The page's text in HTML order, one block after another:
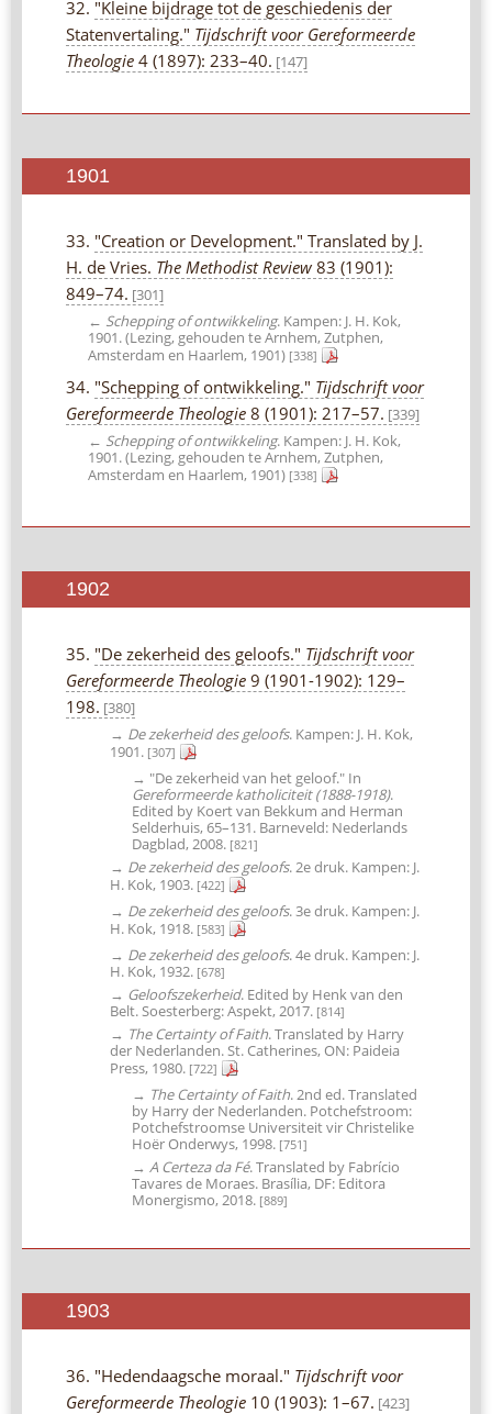
32. "Kleine bijdrage tot de geschiedenis der
Statenvertaling." Tijdschrift voor Gereformeerde
Theologie 4 (1897): 233–40. [147]
1901
33. "Creation or Development." Translated by J.
H. de Vries. The Methodist Review 83 (1901):
849–74. [301]
← Schepping of ontwikkeling. Kampen: J. H. Kok,
1901. (Lezing, gehouden te Arnhem, Zutphen,
Amsterdam en Haarlem, 1901) [338]
34. "Schepping of ontwikkeling." Tijdschrift voor
Gereformeerde Theologie 8 (1901): 217–57. [339]
← Schepping of ontwikkeling. Kampen: J. H. Kok,
1901. (Lezing, gehouden te Arnhem, Zutphen,
Amsterdam en Haarlem, 1901) [338]
1902
35. "De zekerheid des geloofs." Tijdschrift voor
Gereformeerde Theologie 9 (1901-1902): 129–
198. [380]
→ De zekerheid des geloofs. Kampen: J. H. Kok,
1901. [307]
→ "De zekerheid van het geloof." In
Gereformeerde katholiciteit (1888-1918).
Edited by Koert van Bekkum and Herman
Selderhuis, 65–131. Barneveld: Nederlands
Dagblad, 2008. [821]
→ De zekerheid des geloofs. 2e druk. Kampen: J.
H. Kok, 1903. [422]
→ De zekerheid des geloofs. 3e druk. Kampen: J.
H. Kok, 1918. [583]
→ De zekerheid des geloofs. 4e druk. Kampen: J.
H. Kok, 1932. [678]
→ Geloofszekerheid. Edited by Henk van den
Belt. Soesterberg: Aspekt, 2017. [814]
→ The Certainty of Faith. Translated by Harry
der Nederlanden. St. Catherines, ON: Paideia
Press, 1980. [722]
→ The Certainty of Faith. 2nd ed. Translated
by Harry der Nederlanden. Potchefstroom:
Potchefstroomse Universiteit vir Christelike
Hoër Onderwys, 1998. [751]
→ A Certeza da Fé. Translated by Fabrício
Tavares de Moraes. Brasília, DF: Editora
Monergismo, 2018. [889]
1903
36. "Hedendaagsche moraal." Tijdschrift voor
Gereformeerde Theologie 10 (1903): 1–67. [423]